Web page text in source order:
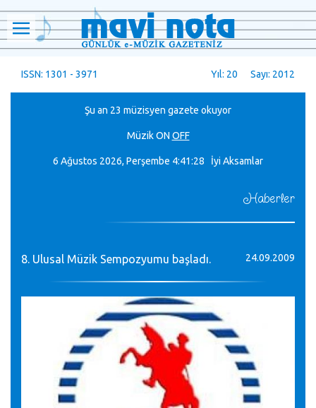
ISSN: 1301 - 3971 Yıl: 20 Sayı: 2012
Şu an 23 müzisyen gazete okuyor
MüzikON OFF
6 Ağustos 2026, Perşembe 4:41:28 İyi Aksamlar
Haberler
8. Ulusal Müzik Sempozyumu başladı. 24.09.2009